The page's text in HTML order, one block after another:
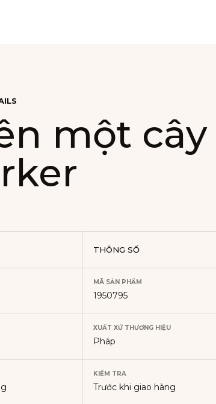
một cây
THÔNG SỐ
MÃ SẢN PHẨM
1950795
XUẤT XỨ THƯƠNG HIỆU
Pháp
KIỂM TRA
Trước khi giao hàng